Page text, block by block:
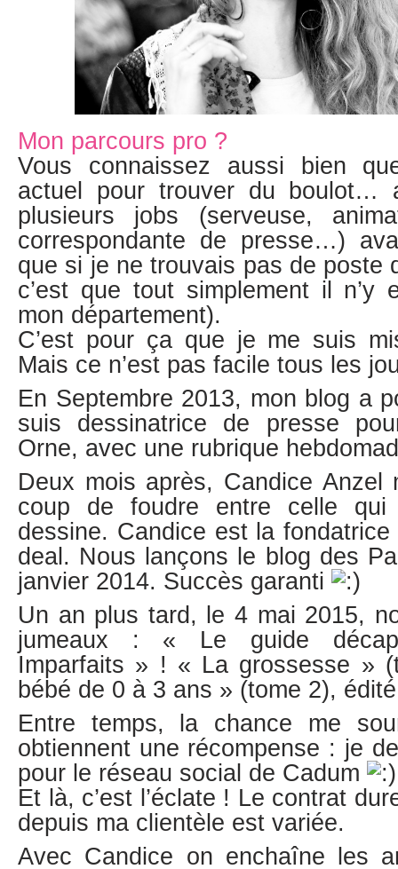
Mon parcours pro ?
Vous connaissez aussi bien
actuel pour trouver du boulot…
plusieurs jobs (serveuse,
correspondante de presse…)
que si je ne trouvais pas de poste
c’est que tout simplement il n’y
mon département).
C’est pour ça que je me suis
Mais ce n’est pas facile tous les
En Septembre 2013, mon blog a
suis dessinatrice de presse
Orne, avec une rubrique
Deux mois après, Candice Anzel
coup de foudre entre celle
dessine. Candice est la
deal. Nous lançons le blog des
janvier 2014. Succès garanti
Un an plus tard, le 4 mai 2015,
jumeaux : « Le guide
Imparfaits » ! « La grossesse »
bébé de 0 à 3 ans » (tome 2),
Entre temps, la chance me
obtiennent une récompense : je
pour le réseau social de Cadum
Et là, c’est l’éclate ! Le contrat
depuis ma clientèle est variée.
Avec Candice on enchaîne les